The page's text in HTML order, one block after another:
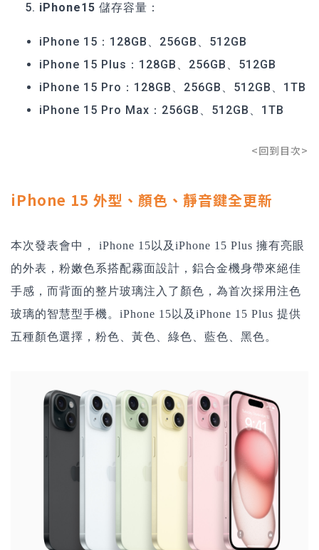
iPhone15 儲存容量：
iPhone 15：128GB、256GB、512GB
iPhone 15 Plus：128GB、256GB、512GB
iPhone 15 Pro：128GB、256GB、512GB、1TB
iPhone 15 Pro Max：256GB、512GB、1TB
<回到目次>
iPhone 15 外型、顏色、靜音鍵全更新
本次發表會中， iPhone 15以及iPhone 15 Plus 擁有亮眼
的外表，粉嫩色系搭配霧面設計，鋁合金機身帶來絕佳
手感，而背面的整片玻璃注入了顏色，為首次採用注色
玻璃的智慧型手機。iPhone 15以及iPhone 15 Plus 提供
五種顏色選擇，粉色、黃色、綠色、藍色、黑色。